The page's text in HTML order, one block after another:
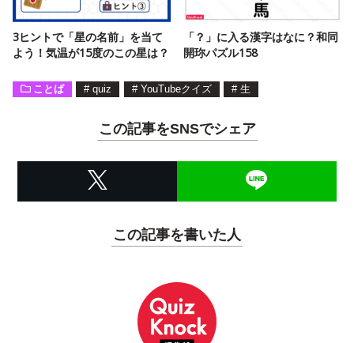
3ヒントで「星の名前」を当て
よう！気温が15度のこの星は？
「？」に入る漢字はなに？和同
開珎パズル158
ことば # quiz # YouTubeクイズ # 生
この記事をSNSでシェア
この記事を書いた人